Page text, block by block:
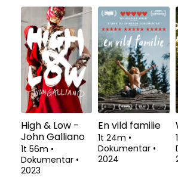
High & Low -
John Galliano
1t 56m •
Dokumentar •
2023
En vild familie
1t 24m •
Dokumentar •
2024